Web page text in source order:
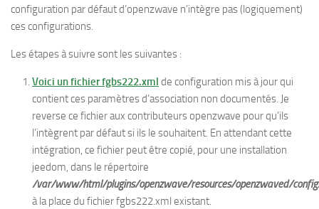
configuration par défaut d’openzwave n’intègre pas (logiquement)
ces configurations.
Les étapes à suivre sont les suivantes :
Voici un fichier fgbs222.xml de configuration mis à jour qui
contient ces paramètres d’association non documentés. Je
reverse ce fichier aux contributeurs openzwave pour qu’ils
l’intègrent par défaut si ils le souhaitent. En attendant cette
intégration, ce fichier peut être copié, pour une installation
jeedom, dans le répertoire
/var/www/html/plugins/openzwave/resources/openzwaved/
à la place du fichier fgbs222.xml existant.